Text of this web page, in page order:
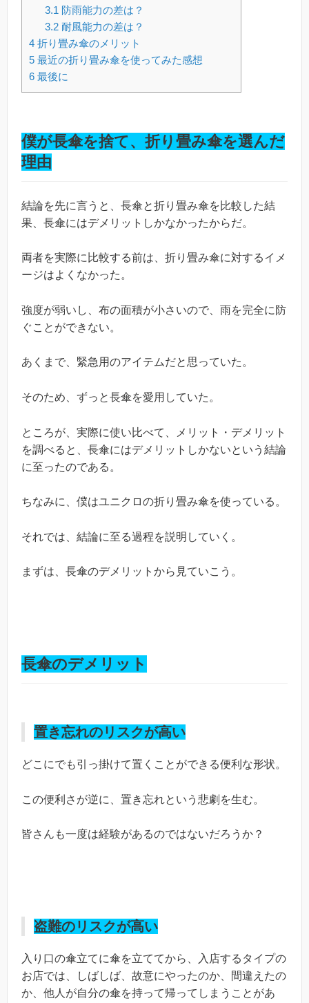
3.1 防雨能力の差は？
3.2耐風能力の差は？
4 折り畳み傘のメリット
5 最近の折り畳み傘を使ってみた感想
6 最後に
僕が長傘を捨て、折り畳み傘を選んだ
理由
結論を先に言うと、長傘と折り畳み傘を比較した結
果、長傘にはデメリットしかなかったからだ。
両者を実際に比較する前は、折り畳み傘に対するイメ
ージはよくなかった。
強度が弱いし、布の面積が小さいので、雨を完全に防
ぐことができない。
あくまで、緊急用のアイテムだと思っていた。
そのため、ずっと長傘を愛用していた。
ところが、実際に使い比べて、メリット・デメリット
を調べると、長傘にはデメリットしかないという結論
に至ったのである。
ちなみに、僕はユニクロの折り畳み傘を使っている。
それでは、結論に至る過程を説明していく。
まずは、長傘のデメリットから見ていこう。
長傘のデメリット
置き忘れのリスクが高い
どこにでも引っ掛けて置くことができる便利な形状。
この便利さが逆に、置き忘れという悲劇を生む。
皆さんも一度は経験があるのではないだろうか？
盗難のリスクが高い
入り口の傘立てに傘を立ててから、入店するタイプの
お店では、しばしば、故意にやったのか、間違えたの
か、他人が自分の傘を持って帰ってしまうことがあ